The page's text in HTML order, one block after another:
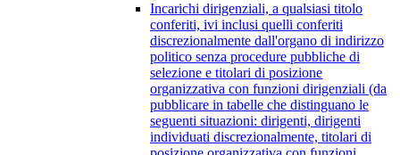
Incarichi dirigenziali, a qualsiasi titolo
conferiti, ivi inclusi quelli conferiti
discrezionalmente dall'organo di indirizzo
politico senza procedure pubbliche di
selezione e titolari di posizione
organizzativa con funzioni dirigenziali (da
pubblicare in tabelle che distinguano le
seguenti situazioni: dirigenti, dirigenti
individuati discrezionalmente, titolari di